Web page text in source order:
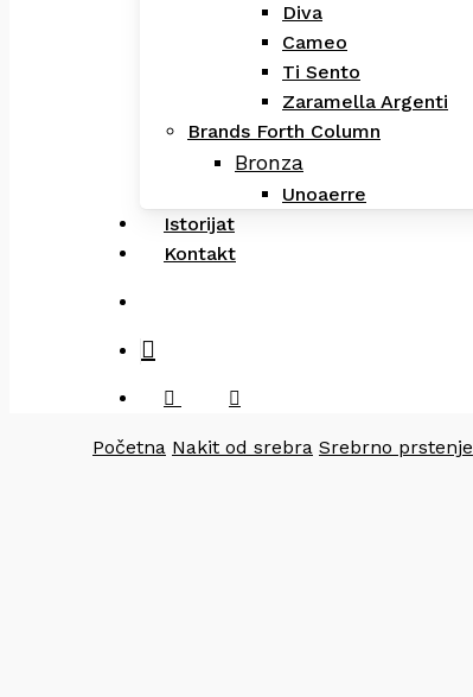
Diva
Cameo
Ti Sento
Zaramella Argenti
Brands Forth Column
Bronza
Unoaerre
Istorijat
Kontakt
facebookinstagram
Početna Nakit od srebra Srebrno prstenje